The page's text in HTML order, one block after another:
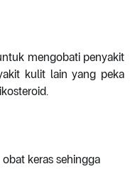
mengobati penyakit
kulit lain yang peka
keras sehingga